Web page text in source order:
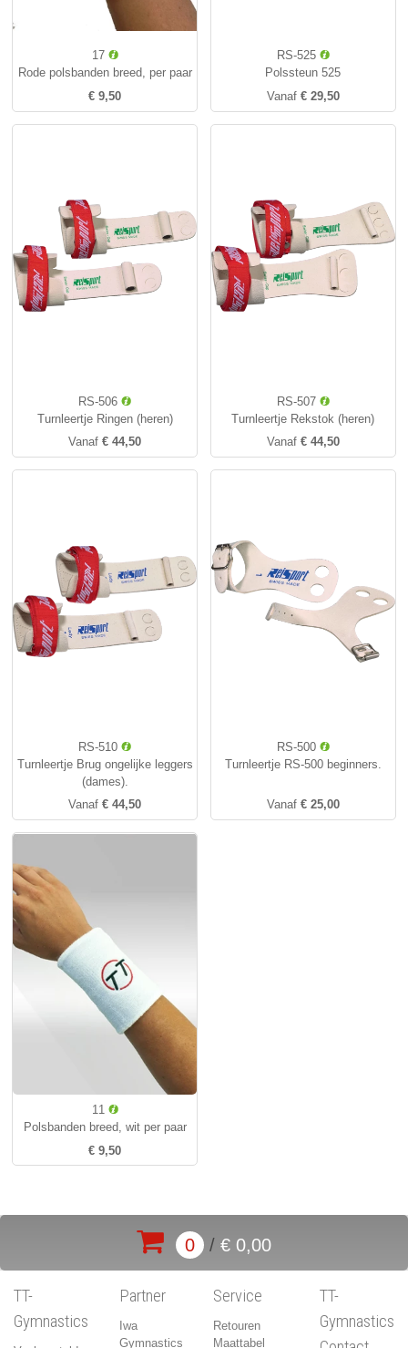
17
Rode polsbanden breed, per paar
€ 9,50
RS-525
Polssteun 525
Vanaf€ 29,50
RS-506
Turnleertje Ringen (heren)
Vanaf € 44,50
RS-507
Turnleertje Rekstok (heren)
Vanaf€ 44,50
RS-510
Turnleertje Brug ongelijke leggers
(dames).
Vanaf € 44,50
RS-500
Turnleertje RS-500 beginners.
Vanaf€ 25,00
11
Polsbanden breed, wit per paar
€ 9,50
0 / € 0,00
TT-
Gymnastics
Partner
Iwa
Gymnastics
Service
Retouren
Maattabel
TT-
Gymnastics